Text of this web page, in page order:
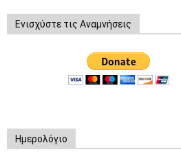
Ενισχύστε τις Αναμνήσεις
Ημερολόγιο